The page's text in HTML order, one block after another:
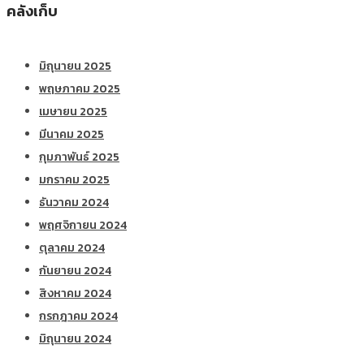
คลังเก็บ
มิถุนายน 2025
พฤษภาคม 2025
เมษายน 2025
มีนาคม 2025
กุมภาพันธ์ 2025
มกราคม 2025
ธันวาคม 2024
พฤศจิกายน 2024
ตุลาคม 2024
กันยายน 2024
สิงหาคม 2024
กรกฎาคม 2024
มิถุนายน 2024